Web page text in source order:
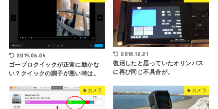
2019.06.04
ゴープロクイックが正常に動かな
い？クイックの調子が悪い時は。
2018.12.21
復活したと思っていたオリンパス
に再び同じ不具合が。
★カメラ ★カメラ